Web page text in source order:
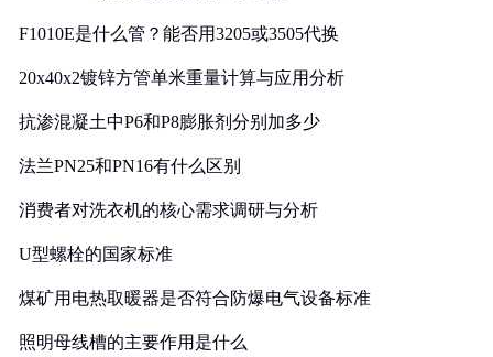
F1010E是什么管？能否用3205或3505代换
20x40x2镀锌方管单米重量计算与应用分析
抗渗混凝土中P6和P8膨胀剂分别加多少
法兰PN25和PN16有什么区别
消费者对洗衣机的核心需求调研与分析
U型螺栓的国家标准
煤矿用电热取暖器是否符合防爆电气设备标准
照明母线槽的主要作用是什么